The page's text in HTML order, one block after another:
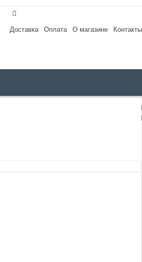
Доставка Оплата О магазине Контакты